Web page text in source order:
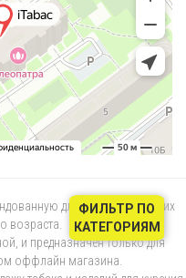
для лиц, не достигших
возраста.
и предназначен только для
оффлайн магазина.
ФИЛЬТР ПО
КАТЕГОРИЯМ